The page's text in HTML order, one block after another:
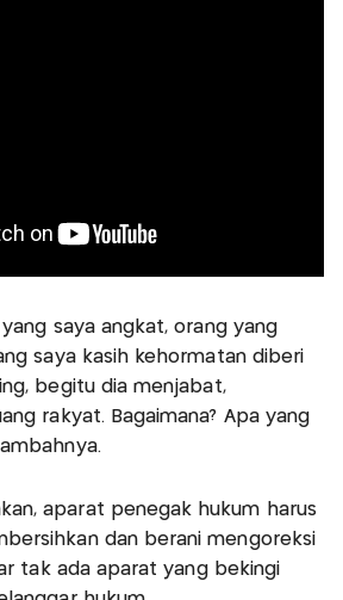
yang saya angkat, orang yang
saya kasih kehormatan diberi
begitu dia menjabat,
rakyat. Bagaimana? Apa yang
aparat penegak hukum harus
dan berani mengoreksi
tak ada aparat yang bekingi